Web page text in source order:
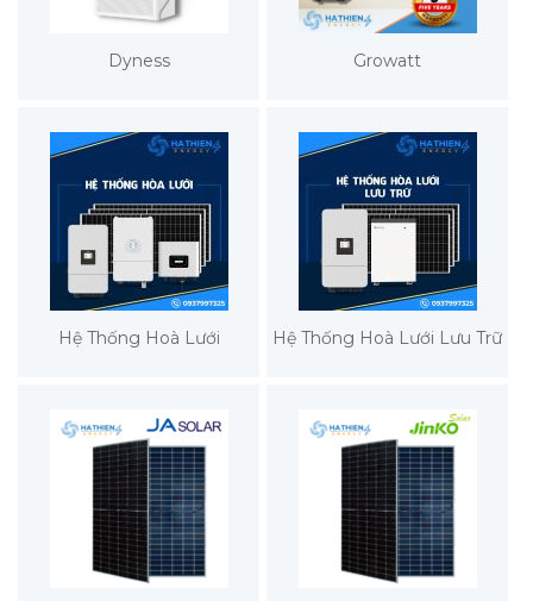
Dyness Growatt
Hệ Thống Hoà Lưới Hệ Thống Hoà Lưới Lưu Trữ